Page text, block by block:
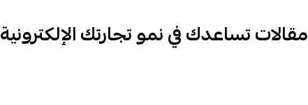
مقالات تساعدك في نمو تجارتك الإلكترونية